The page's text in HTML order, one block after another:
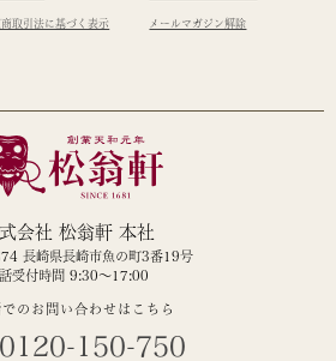
取引法に基づく表示 メールマガジン解除
会社 松翁軒 本社
長崎県長崎市魚の町3番19号
受付時間 9:30～17:00
のお問い合わせはこちら
150-750